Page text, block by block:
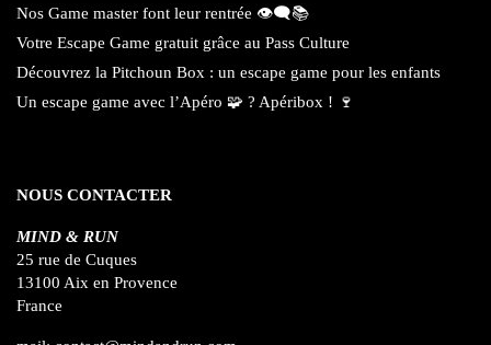
Nos Game master font leur rentrée 👁️‍🗨️📚
Votre Escape Game gratuit grâce au Pass Culture
Découvrez la Pitchoun Box : un escape game pour les enfants
Un escape game avec l’Apéro 🧩 ? Apéribox ! 🍷
NOUS CONTACTER
MIND & RUN
25 rue de Cuques
13100 Aix en Provence
France